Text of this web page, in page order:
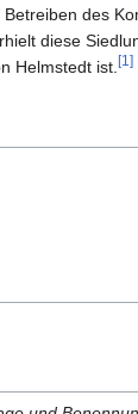
des
diese
Helmstedt ist. [1 ]